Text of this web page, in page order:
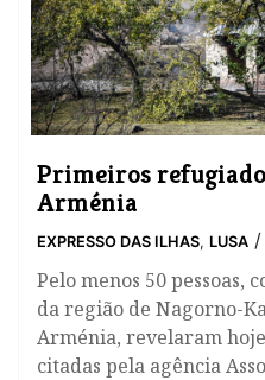
Primeiros
Arménia
EXPRESSO DAS ILHAS, LUSA /
Pelo menos 50 pessoas,
da região de Nagorno-
Arménia, revelaram
citadas pela agência